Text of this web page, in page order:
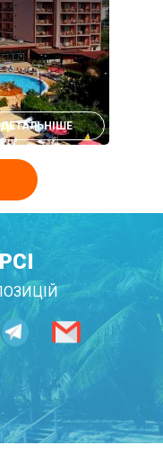
ДЕТАЛЬНІШЕ